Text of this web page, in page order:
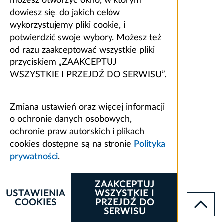
dowiesz się, do jakich celów
wykorzystujemy pliki cookie, i
potwierdzić swoje wybory. Możesz też
od razu zaakceptować wszystkie pliki
przyciskiem „ZAAKCEPTUJ
WSZYSTKIE I PRZEJDŹ DO SERWISU”.
Zmiana ustawień oraz więcej informacji
o ochronie danych osobowych,
ochronie praw autorskich i plikach
cookies dostępne są na stronie Polityka
prywatności.
ZAAKCEPTUJ
WSZYSTKIE I
PRZEJDŹ DO
SERWISU
USTAWIENIA
COOKIES